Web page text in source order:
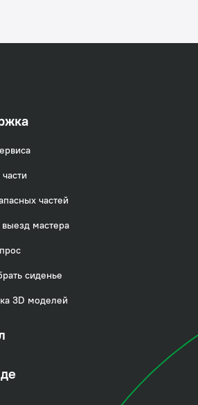
частей
выезд мастера
сиденье
3D моделей